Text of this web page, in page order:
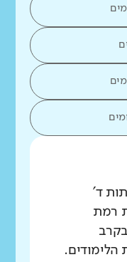
ד'
רמת
הלימודים.